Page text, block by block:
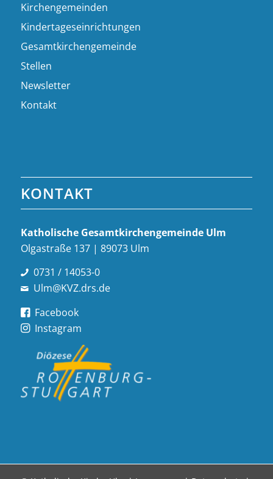
Kirchengemeinden
Kindertageseinrichtungen
Gesamtkirchengemeinde
Stellen
Newsletter
Kontakt
KONTAKT
Katholische Gesamt­kirchen­gemeinde Ulm
Olgastraße 137 | 89073 Ulm
0731 / 14053-0
Ulm@KVZ.drs.de
Facebook
Instagram